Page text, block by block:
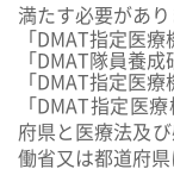
満たす必要があり
「DMAT指定医
「DMAT隊員養
「DMAT指定医
「DMAT指定医療
府県と医療法及
働省又は都道府県